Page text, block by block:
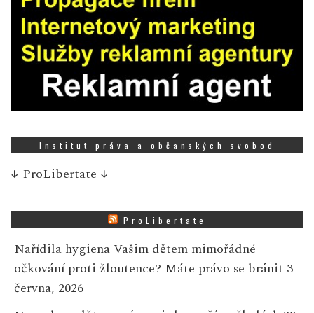
Institut práva a občanských svobod
↓ ProLibertate ↓
ProLibertate
Nařídila hygiena Vašim dětem mimořádné
očkování proti žloutence? Máte právo se bránit 3
června, 2026